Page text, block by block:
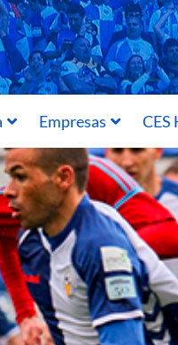
Empresas CES